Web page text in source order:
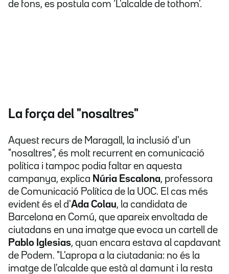
de fons, es postula com ‘L'alcalde de tothom'.
La força del "nosaltres"
Aquest recurs de Maragall, la inclusió d'un
"nosaltres", és molt recurrent en comunicació
política i tampoc podia faltar en aquesta
campanya, explica Núria Escalona, professora
de Comunicació Política de la UOC. El cas més
evident és el d'Ada Colau, la candidata de
Barcelona en Comú, que apareix envoltada de
ciutadans en una imatge que evoca un cartell de
Pablo Iglesias, quan encara estava al capdavant
de Podem. "L'apropa a la ciutadania: no és la
imatge de l'alcalde que està al damunt i la resta